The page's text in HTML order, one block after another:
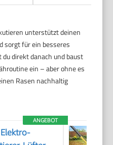
unterstützt deinen
sorgt für ein besseres
direkt danach und baust
ein – aber ohne es
Rasen nachhaltig
ANGEBOT